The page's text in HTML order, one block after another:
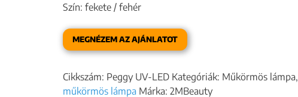
Szín: fekete / fehér
MEGNÉZEM AZ AJÁNLATOT
Cikkszám: Peggy UV-LED Kategóriák: Műkörmös lámpa,
műkörmös lámpa Márka: 2MBeauty